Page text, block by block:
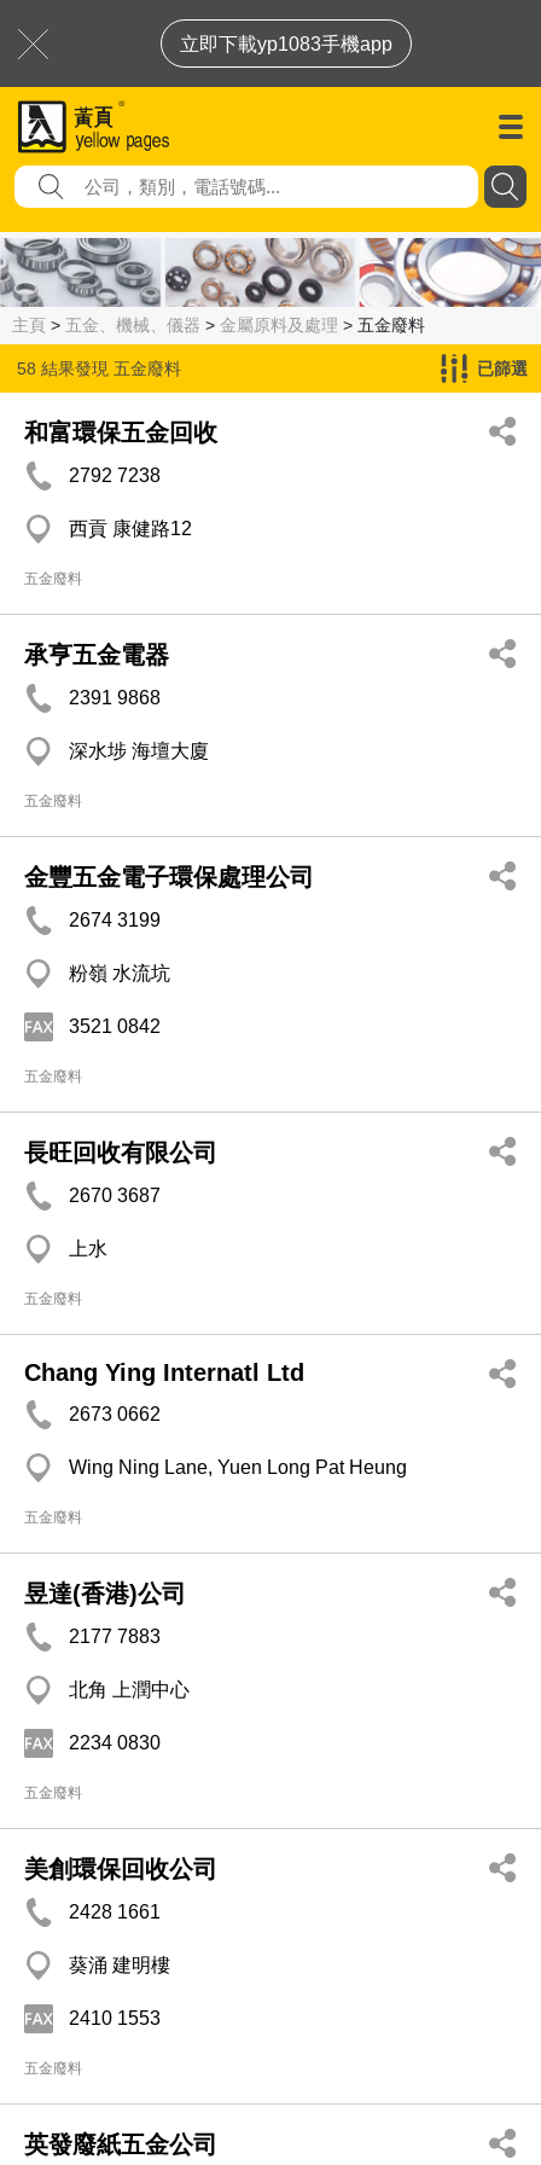
立即下載yp1083手機app
主頁 > 五金、機械、儀器 > 金屬原料及處理 > 五金廢料
58 結果發現 五金廢料 已篩選
和富環保五金回收
2792 7238
西貢 康健路12
五金廢料
承亨五金電器
2391 9868
深水埗 海壇大廈
五金廢料
金豐五金電子環保處理公司
2674 3199
粉嶺 水流坑
3521 0842
五金廢料
長旺回收有限公司
2670 3687
上水
五金廢料
Chang Ying Internatl Ltd
2673 0662
Wing Ning Lane, Yuen Long Pat Heung
五金廢料
昱達(香港)公司
2177 7883
北角 上潤中心
2234 0830
五金廢料
美創環保回收公司
2428 1661
葵涌 建明樓
2410 1553
五金廢料
英發廢紙五金公司